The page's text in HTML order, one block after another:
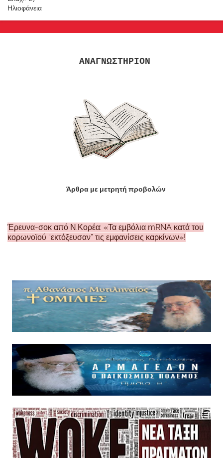
Ηλιοφάνεια
ΑΝΑΓΝΩΣΤΗΡΙΟΝ
Άρθρα με μετρητή προβολών
Έρευνα-σοκ από Ν.Κορέα: «Τα εμβόλια mRNA κατά του
κορωνοϊού “εκτόξευσαν” τις εμφανίσεις καρκίνων»!